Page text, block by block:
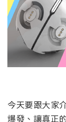
今天要跟大家
爆發、讓真正